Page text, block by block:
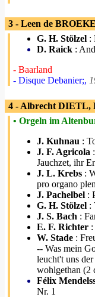
3 - Leen de
G. H. Stölzel :
D. Raick :
- Baarland
- Disque Debanier;,
4 - Albrecht DIETL,
• Orgeln im
J. Kuhnau :
J. F. Agricola
Jauchzet, ihr
J. L. Krebs :
pro organo
J. Pachelbel :
G. H. Stölzel :
J. S. Bach :
E. F. Richter
W. Stade :
-- Was mein
leucht't uns
wohlgethan (2
Félix
Nr. 1